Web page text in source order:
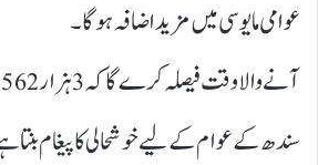
عوامی مایوسی میں مزید اضافہ ہوگا۔
سندھ کے عوام کے لیے خوشحالی کا پیغام بنتا